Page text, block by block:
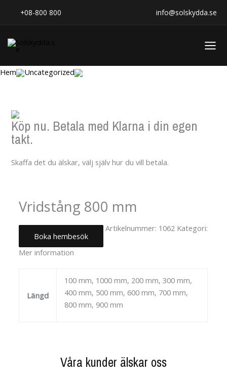
+08-800 800 info@solskydda.se
Hem Uncategorized
Köp nu. Betala med Klarna i din egen
takt.
Skaffa det du älskar, välj själv hur du vill betala.
Vridstång 800 mm
Boka hembesök
Artikelnummer: 1062 Kategori:
Uncategorized
Mer information
Längd
100 mm, 1000 mm, 200 mm, 300 mm,
400 mm, 500 mm, 600 mm, 700 mm,
800 mm, 900 mm
Våra kunder älskar oss